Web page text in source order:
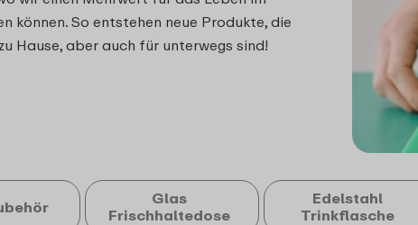
können. So entstehen neue Produkte, die
Hause, aber auch für unterwegs sind!
Glas
Frischhaltedose
Edelstahl
Trinkflasche